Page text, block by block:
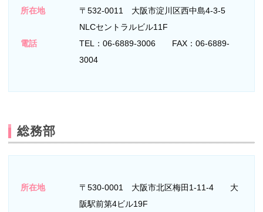
所在地
〒532-0011 大阪市淀川区西中島4-3-5
NLCセントラルビル11F
電話
TEL：06-6889-3006 FAX：06-6889-
3004
総務部
所在地
〒530-0001 大阪市北区梅田1-11-4 大
阪駅前第4ビル19F